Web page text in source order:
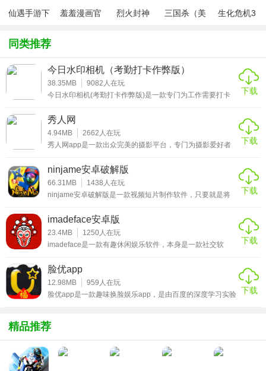
生活里的大多数场景，比如户外风景、人像自拍、美食特写
整的麻烦。除了基础的拍照功能，它还支持短视频拍摄，AI
抖动。拍完的内容可以直接在应用里进行后期处理，美颜、
滤镜、剪辑等功能一应俱全，而且操作简单，不需要专业的
后期知识。
应用特色
1、AI智能场景识别
打开应用拍摄时，AI会自动识别当下场景，不管是风景、人
像还是美食，都能快速匹配最优参数。无需手动调整，新手
2、丰富特效边框库
应用内置多种风格的特效和边框，复古、清新、梦幻等风格
应有尽有。一键套用，让普通照片瞬间变身独具特色的艺术
大片。
3、自然美颜塑型功能
提供磨皮、美白、瘦脸等多种美颜选项，效果自然不夸张。
4、智能短视频剪辑
仙遇手游下
羞羞漫画官
烈火封神
三国杀（美
生化危机3
同类推荐
今日水印相机（考勤打卡作弊版）
38.35MB 9082 人在玩
今日水印相机(考勤打卡作弊版)是一款专门为工作需要打卡
持加水印的功能，让使用者不管是拍照片还是拍短视频都可
轻松上水印，并且还可以自动同步到团队、工作群哟!有需要
的小伙伴欢迎来今日水印相机考勤打卡破解版下载!
下载
秀人网
4.94MB 2662 人在玩
秀人网app是一款出众完美的摄影平台，专门为摄影爱好者
影师们可以上传自己的摄影作品，同时也可以在线联系喜欢
的模特合作约拍。
下载
ninjame安卓破解版
66.31MB 1438 人在玩
ninjame安卓破解版是一款视频短片制作软件，只要就是将
要就是通过变换用户的脑袋来达到娱乐的效果，大多数人都
是以搞怪为主，当然也不乏一些用户为自己的全家福打造一
个另类的回忆。总的来说，ninjame安卓破解版还是相当好
玩的，你可以将自己的作品分享到微信朋友圈、QQ空间等社
下载
imadeface安卓版
23.4MB 1250人在玩
imadeface是一款有趣休闲娱乐软件，本身是一款社交软
作为创作母体，会指出具有波普风格的头像，独有的各种功
能，将艺术和娱乐结合起来，对于喜欢艺术的朋友来说，
imadeface是一款不错的娱乐软件。丰富的五官元素搭配多
种组合，让脸部的还原度非常的高，模拟性爷爷可以说无与
下载
脸优app
12.98MB 959 人在玩
脸优app是一款趣味换脸娱乐app，是由百度的深度学习实验
术等等技术，通过简单的几个步骤用户就能够完成一副搞笑
又不会破坏感情的作品。脸优app能够将各种图片拼接起
有意思的P图，只需要用户上传一张有脸的照片或图片，就
能够贴合
下载
精品推荐